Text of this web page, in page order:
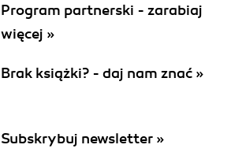
Foundation. The
enhances learning
Program partnerski - zarabiaj
więcej »
Brak książki? - daj nam znać »
Subskrybuj newsletter »